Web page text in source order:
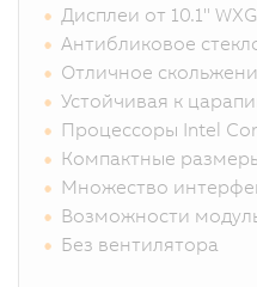
Дисплеи от 10.1"
Антибликовое
Отличное
Устойчивая к
Процессоры Intel
Компактные
Множество
Возможности
Без вентилятора